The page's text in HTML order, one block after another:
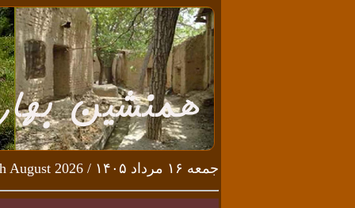
جمعه ۱۶ مرداد ۱۴۰۵ / Friday 7th August 2026